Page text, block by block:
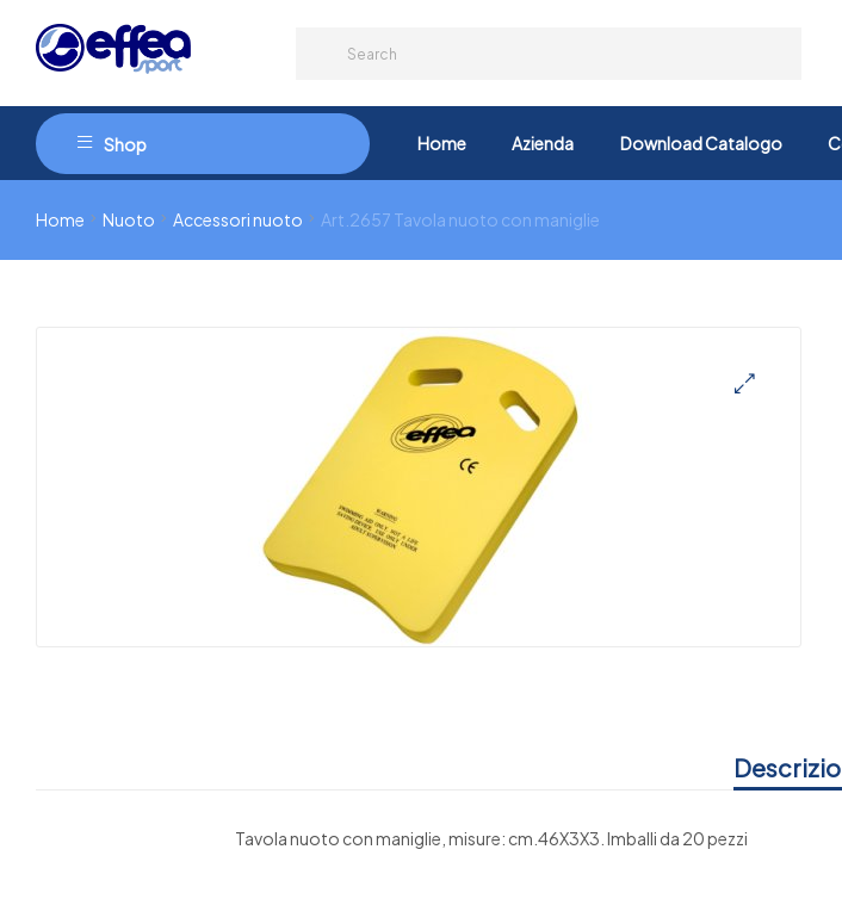
Shop Home Azienda Download Catalogo
Home Nuoto Accessori nuoto Art.2657 Tavola nuoto con maniglie
Tavola nuoto con maniglie, misure: cm.46X3X3. Imballi da 20 pezzi